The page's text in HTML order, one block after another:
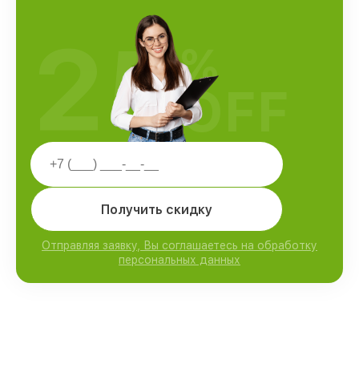
Получить скидку
Отправляя заявку, Вы соглашаетесь на обработку
персональных данных
25%
OFF